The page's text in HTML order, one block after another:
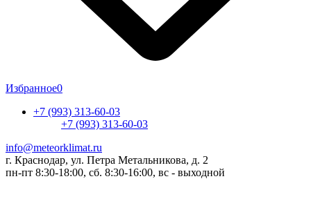
Избранное0
+7 (993) 313-60-03
+7 (993) 313-60-03
info@meteorklimat.ru
г. Краснодар, ул. Петра Метальникова, д. 2
пн-пт 8:30-18:00, сб. 8:30-16:00, вс - выходной